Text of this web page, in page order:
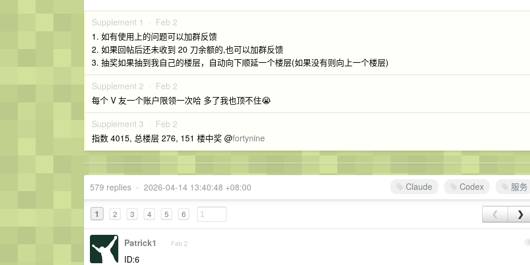
Supplement 1 · Feb 2
1. 如有使用上的问题可以加群反馈
2. 如果回帖后还未收到 20 刀余额的,也可以加群反馈
3. 抽奖如果抽到我自己的楼层，自动向下顺延一个楼层(如果没有则向上一个楼层)
Supplement 2 · Feb 2
每个 V 友一个账户限领一次哈 多了我也顶不住😭
Supplement 3 · Feb 2
指数 4015, 总楼层 276, 151 楼中奖 @fortynine
Claude Codex 服务
579 replies • 2026-04-14 13:40:48 +08:00
1 2 3 4 5 6 ❮ ❯
1
Patrick1 Feb 2
ID:6